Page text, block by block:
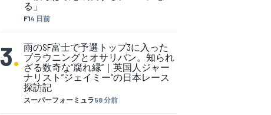
F14 日前
る」
3.
スーパーフォーミュラ58 分前
雨のSF富士で予選トップ3に入った
ブラウニングとオサリバン。知られ
ざる数奇な“腐れ縁”｜英国人ジャー
ナリスト”ジェイミー”の日本レース
探訪記